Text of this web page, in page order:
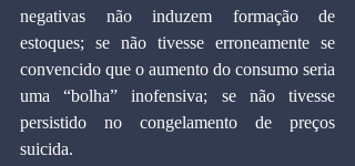
negativas não induzem formação de
estoques; se não tivesse erroneamente se
convencido que o aumento do consumo seria
uma “bolha” inofensiva; se não tivesse
persistido no congelamento de preços
suicida.